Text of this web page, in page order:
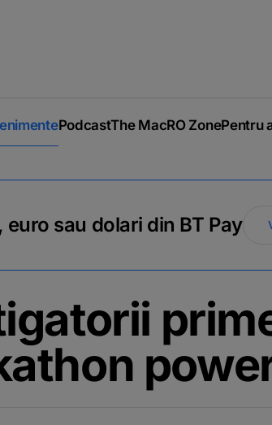
PodcastThe MacRO ZonePentru
sau dolari din BT Pay